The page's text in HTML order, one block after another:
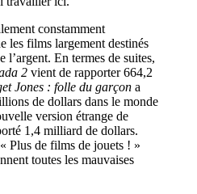
constamment
les films largement destinés
l’argent. En termes de suites,
2 vient de rapporter 664,2
Jones : folle du garçon a
de dollars dans le monde
version étrange de
1,4 milliard de dollars.
Plus de films de jouets ! »
toutes les mauvaises